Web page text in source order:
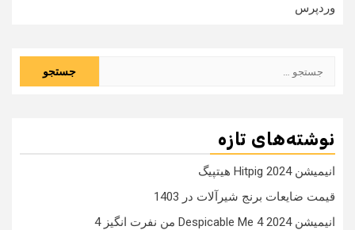
وردپرس
نوشته‌های تازه
انیمیشن Hitpig 2024 هیتپیگ
قیمت ضایعات برنج شیرآلات در 1403
انیمیشن Despicable Me 4 2024 من نفرت انگیز 4